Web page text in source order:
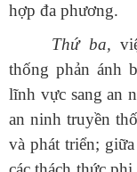
hợp đa phương.
Thứ ba,
thống phản ánh
lĩnh vực sang an
an ninh truyền
và phát triển;